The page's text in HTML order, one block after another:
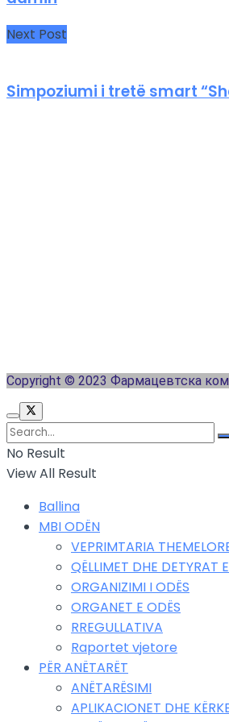
Next Post
Simpoziumi i tretë smart
Copyright © 2023 Фармацевтска
No Result
View All Result
Ballina
MBI ODËN
VEPRIMTARIA
QËLLIMET DHE DETYRAT
ORGANIZIMI I ODËS
ORGANET E ODËS
RREGULLATIVA
Raportet vjetore
PËR ANËTARËT
ANËTARËSIMI
APLIKACIONET DHE